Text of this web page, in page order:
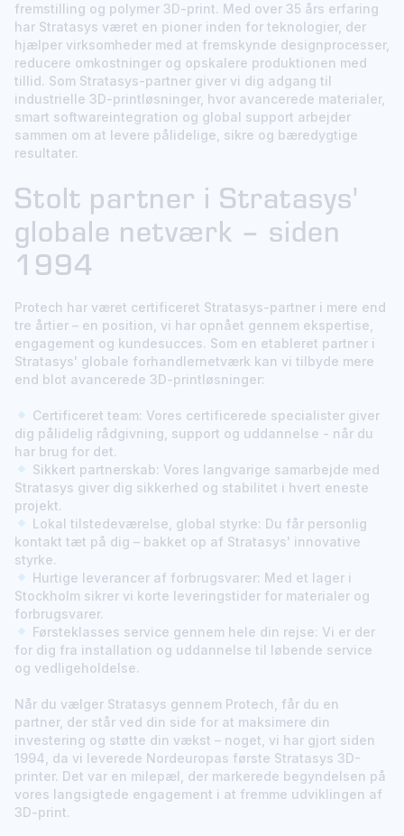
fremstilling og polymer 3D-print. Med over 35 års erfaring
har Stratasys været en pioner inden for teknologier, der
hjælper virksomheder med at fremskynde designprocesser,
reducere omkostninger og opskalere produktionen med
tillid. Som Stratasys-partner giver vi dig adgang til
industrielle 3D-printløsninger, hvor avancerede materialer,
smart softwareintegration og global support arbejder
sammen om at levere pålidelige, sikre og bæredygtige
resultater.
Stolt partner i Stratasys'
globale netværk – siden
1994
Protech har været certificeret Stratasys-partner i mere end
tre årtier – en position, vi har opnået gennem ekspertise,
engagement og kundesucces. Som en etableret partner i
Stratasys' globale forhandlernetværk kan vi tilbyde mere
end blot avancerede 3D-printløsninger:
Certificeret team: Vores certificerede specialister giver
dig pålidelig rådgivning, support og uddannelse - når du
har brug for det.
Sikkert partnerskab: Vores langvarige samarbejde med
Stratasys giver dig sikkerhed og stabilitet i hvert eneste
projekt.
Lokal tilstedeværelse, global styrke: Du får personlig
kontakt tæt på dig – bakket op af Stratasys' innovative
styrke.
Hurtige leverancer af forbrugsvarer: Med et lager i
Stockholm sikrer vi korte leveringstider for materialer og
forbrugsvarer.
Førsteklasses service gennem hele din rejse: Vi er der
for dig fra installation og uddannelse til løbende service
og vedligeholdelse.
Når du vælger Stratasys gennem Protech, får du en
partner, der står ved din side for at maksimere din
investering og støtte din vækst – noget, vi har gjort siden
1994, da vi leverede Nordeuropas første Stratasys 3D-
printer. Det var en milepæl, der markerede begyndelsen på
vores langsigtede engagement i at fremme udviklingen af
3D-print.